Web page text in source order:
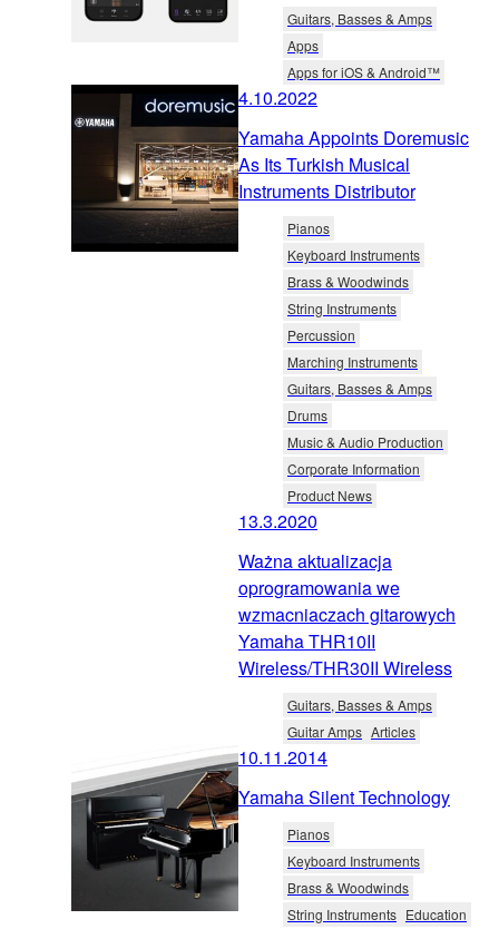
Guitars, Basses & Amps
Apps
Apps for iOS & Android™
4.10.2022
Yamaha Appoints Doremusic
As Its Turkish Musical
Instruments Distributor
Pianos
Keyboard Instruments
Brass & Woodwinds
String Instruments
Percussion
Marching Instruments
Guitars, Basses & Amps
Drums
Music & Audio Production
Corporate Information
Product News
13.3.2020
Ważna aktualizacja
oprogramowania we
wzmacniaczach gitarowych
Yamaha THR10II
Wireless/THR30II Wireless
Guitars, Basses & Amps
Guitar Amps Articles
10.11.2014
Yamaha Silent Technology
Pianos
Keyboard Instruments
Brass & Woodwinds
String Instruments Education